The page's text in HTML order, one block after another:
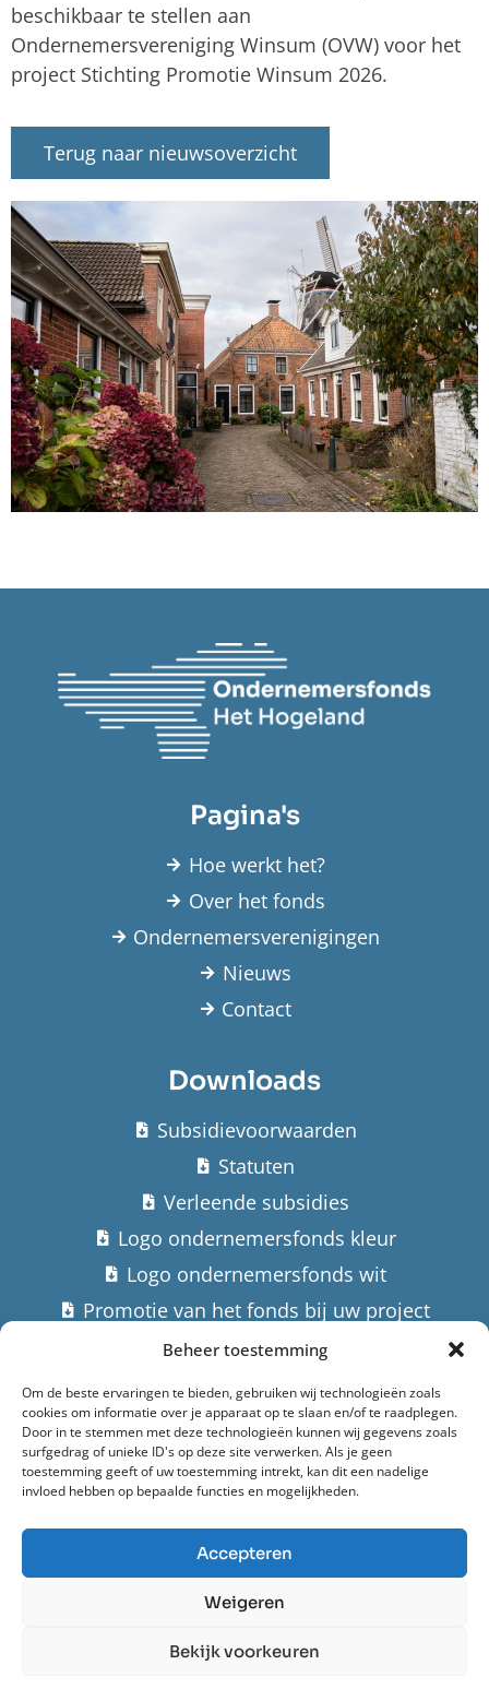
Beheer toestemming
Om de beste ervaringen te bieden, gebruiken wij technologieën zoals
cookies om informatie over je apparaat op te slaan en/of te raadplegen.
Door in te stemmen met deze technologieën kunnen wij gegevens zoals
surfgedrag of unieke ID's op deze site verwerken. Als je geen
toestemming geeft of uw toestemming intrekt, kan dit een nadelige
invloed hebben op bepaalde functies en mogelijkheden.
Accepteren
Weigeren
Bekijk voorkeuren
beschikbaar te stellen aan
Ondernemersvereniging Winsum (OVW) voor het
project Stichting Promotie Winsum 2026.
Terug naar nieuwsoverzicht
Pagina's
Hoe werkt het?
Over het fonds
Ondernemersverenigingen
Nieuws
Contact
Downloads
Subsidievoorwaarden
Statuten
Verleende subsidies
Logo ondernemersfonds kleur
Logo ondernemersfonds wit
Promotie van het fonds bij uw project
Contact
Stuur een email
Hoofdstraat 182,
9982 AK Uithuizermeeden
Ondernemersfonds Het Hogeland (2022)
Privacyverklaring